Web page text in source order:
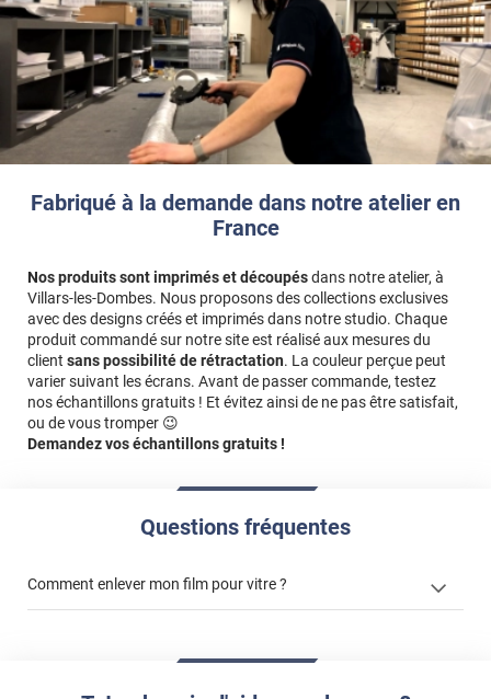
Fabriqué à la demande dans notre atelier en
France
Nos produits sont imprimés et découpésdans notre atelier, à
Villars-les-Dombes. Nous proposons des collections exclusives
avec des designs créés et imprimés dans notre studio. Chaque
produit commandé sur notre site est réalisé aux mesures du
client sans possibilité de rétractation. La couleur perçue peut
varier suivant les écrans. Avant de passer commande, testez
nos échantillons gratuits ! Et évitez ainsi de ne pas être satisfait,
ou de vous tromper 😉
Demandez vos échantillons gratuits !
Questions fréquentes
Comment enlever mon film pour vitre ?
enlever et stocker